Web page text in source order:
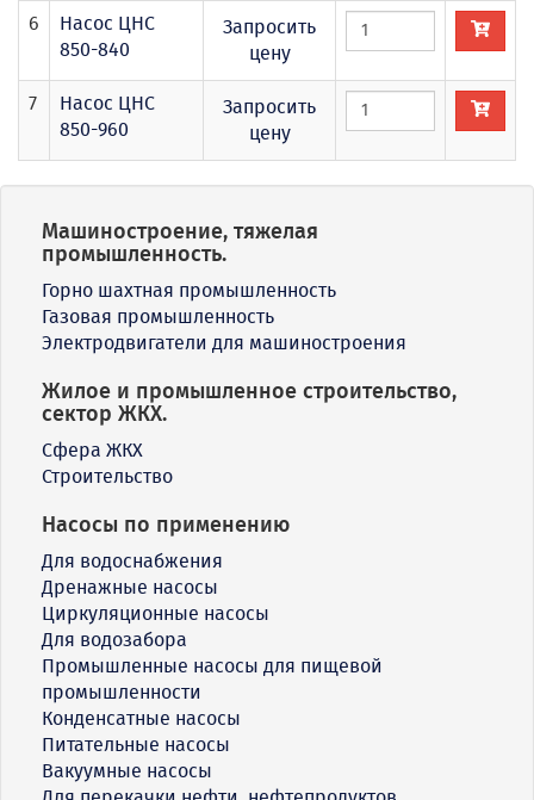
6
Насос ЦНС
850-840
Запросить
цену
7
Насос ЦНС
850-960
Запросить
цену
Машиностроение, тяжелая
промышленность.
Горно шахтная промышленность
Газовая промышленность
Электродвигатели для машиностроения
Жилое и промышленное строительство,
сектор ЖКХ.
Сфера ЖКХ
Строительство
Насосы по применению
Для водоснабжения
Дренажные насосы
Циркуляционные насосы
Для водозабора
Промышленные насосы для пищевой
промышленности
Конденсатные насосы
Питательные насосы
Вакуумные насосы